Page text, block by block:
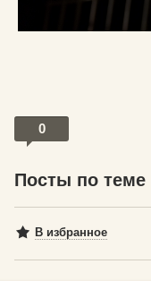
0
Посты по теме
В избранное